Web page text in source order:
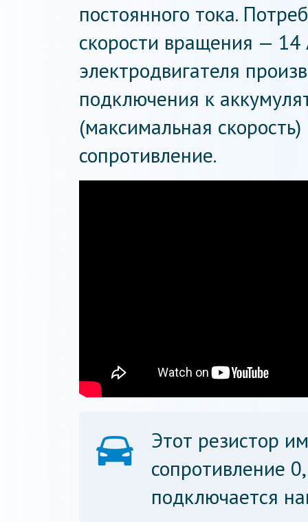
постоянного тока.
скорости вращения — 14
электродвигателя
подключения к
(максимальная
сопротивление.
Этот резистор
сопротивление
подключается